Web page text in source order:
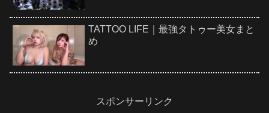
TATTOO LIFE｜最強タトゥー美女まと
め
スポンサーリンク